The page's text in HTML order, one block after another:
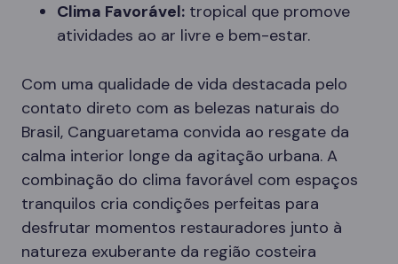
Clima Favorável: tropical que promove
atividades ao ar livre e bem-estar.
Com uma qualidade de vida destacada pelo
contato direto com as belezas naturais do
Brasil, Canguaretama convida ao resgate da
calma interior longe da agitação urbana. A
combinação do clima favorável com espaços
tranquilos cria condições perfeitas para
desfrutar momentos restauradores junto à
natureza exuberante da região costeira